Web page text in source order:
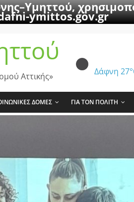
ymittos.gov.gr
Δάφνη
Αττικής»
ΔΟΜΕΣ ΓΙΑ ΤΟΝ ΠΟΛΙΤΗ